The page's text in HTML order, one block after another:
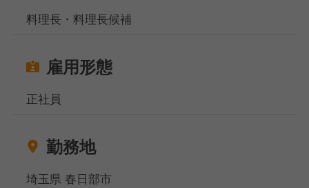
ような店舗づくりをしていただける方、ぜひご応募く
当社サイト、フーズラボ・エージェントですがこのほ
地元で働きたい方、都心部で働きたいけど引っ越しの
ご相談ください！
相談窓口事務所は東京と大阪、名古屋になりますが、
WEB面談も実施しており、飲食専門の転職・就職の
料理長・料理長候補
雇用形態
正社員
勤務地
埼玉県 春日部市